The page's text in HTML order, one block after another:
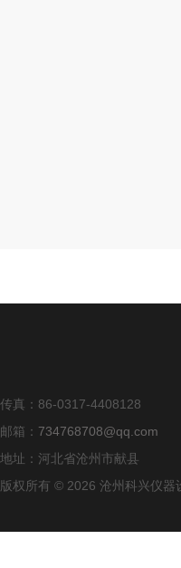
传真：86-0317-4408128
邮箱： 734768708@qq.com
地址：河北省沧州市献县
版权所有 © 2026 沧州科兴仪